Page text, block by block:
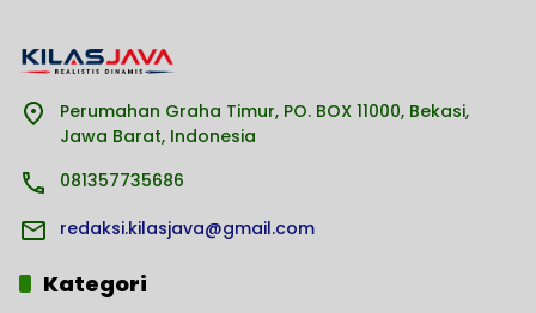
Perumahan Graha Timur, PO. BOX 11000, Bekasi,
Jawa Barat, Indonesia
081357735686
redaksi.kilasjava@gmail.com
Kategori